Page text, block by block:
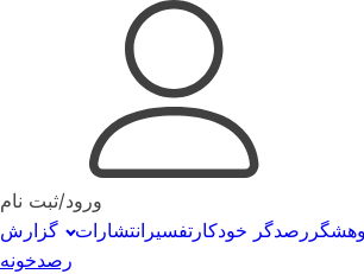
ورود/ثبت نام
گزارش
انتشارات تفسیررصدگر خودکار
رصدخونه